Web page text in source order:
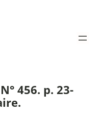
456. p. 23-